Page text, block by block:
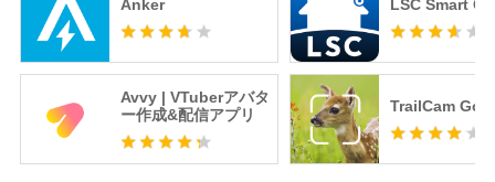
Anker
Avvy | VTuberアバタ
ー作成&配信アプリ
LSC Smart
TrailCam Go